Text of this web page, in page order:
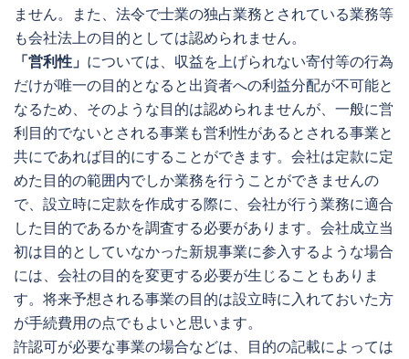
ません。また、法令で士業の独占業務とされている業務等
も会社法上の目的としては認められません。
「営利性」 については、収益を上げられない寄付等の行為
だけが唯一の目的となると出資者への利益分配が不可能と
なるため、そのような目的は認められませんが、一般に営
利目的でないとされる事業も営利性があるとされる事業と
共にであれば目的にすることができます。会社は定款に定
めた目的の範囲内でしか業務を行うことができませんの
で、設立時に定款を作成する際に、会社が行う業務に適合
した目的であるかを調査する必要があります。会社成立当
初は目的としていなかった新規事業に参入するような場合
には、会社の目的を変更する必要が生じることもありま
す。将来予想される事業の目的は設立時に入れておいた方
が手続費用の点でもよいと思います。
許認可が必要な事業の場合などは、目的の記載によっては